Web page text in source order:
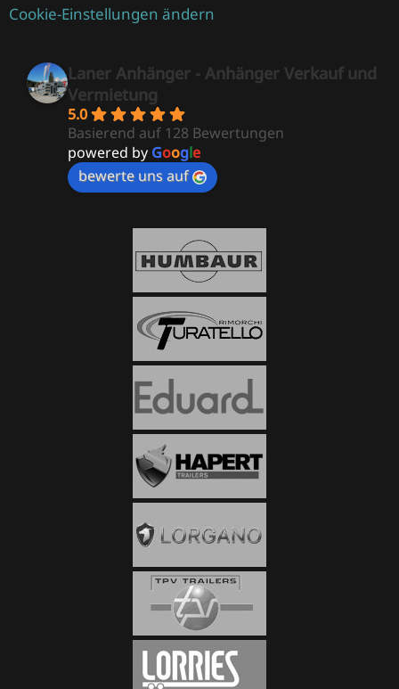
Cookie-Einstellungen ändern
Laner Anhänger - Anhänger Verkauf und
Vermietung
5.0
Basierend auf 128 Bewertungen
powered by Google
bewerte uns auf